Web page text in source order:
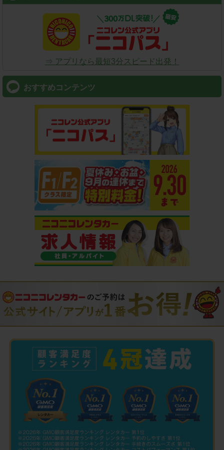
⇒ アプリなら最短3分スピード出発！
おすすめコンテンツ